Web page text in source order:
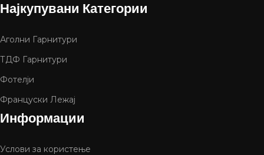
Најкупувани Категории
Аголни Гарнитури
ТДФ Гарнитури
Фотелји
Француски Лежај
Информации
Услови за користење